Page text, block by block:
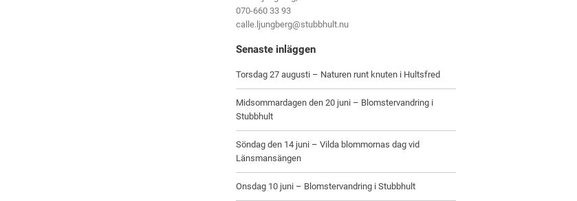
070-660 33 93
calle.ljungberg@stubbhult.nu
Senaste inläggen
Torsdag 27 augusti – Naturen runt knuten i Hultsfred
Midsommardagen den 20 juni – Blomstervandring i
Stubbhult
Söndag den 14 juni – Vilda blommornas dag vid
Länsmansängen
Onsdag 10 juni – Blomstervandring i Stubbhult